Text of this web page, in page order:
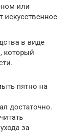
или
искусственное
в виде
который
пятно на
достаточно.
за